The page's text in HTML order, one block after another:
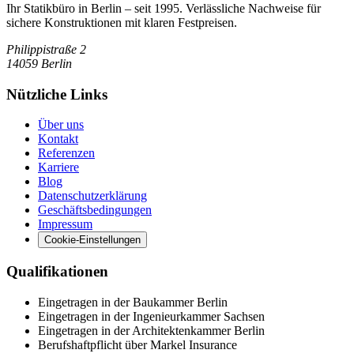
Ihr Statikbüro in Berlin – seit 1995. Verlässliche Nachweise für
sichere Konstruktionen mit klaren Festpreisen.
Philippistraße 2
14059 Berlin
Nützliche Links
Über uns
Kontakt
Referenzen
Karriere
Blog
Datenschutzerklärung
Geschäftsbedingungen
Impressum
Cookie-Einstellungen
Qualifikationen
Eingetragen in der Baukammer Berlin
Eingetragen in der Ingenieurkammer Sachsen
Eingetragen in der Architektenkammer Berlin
Berufshaftpflicht über Markel Insurance